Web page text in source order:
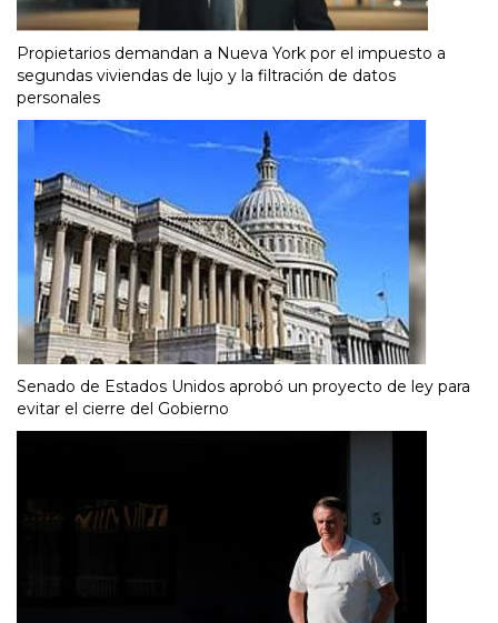
Propietarios demandan a Nueva York por el impuesto a
segundas viviendas de lujo y la filtración de datos
personales
Senado de Estados Unidos aprobó un proyecto de ley para
evitar el cierre del Gobierno